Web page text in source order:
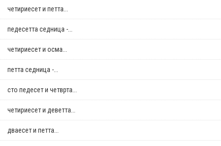
четириесет и петта...
педесетта седница -...
четириесет и осма...
петта седница -...
сто педесет и четврта...
четириесет и деветта...
дваесет и петта...